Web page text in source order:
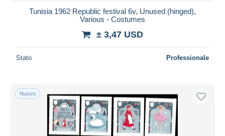
Tunisia 1962 Republic festival 6v, Unused (hinged),
Various - Costumes
± 3,47 USD
Stato Professionale
Nuovo